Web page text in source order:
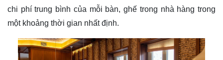
chi phí trung bình của mỗi bàn, ghế trong nhà hàng trong
một khoảng thời gian nhất định.